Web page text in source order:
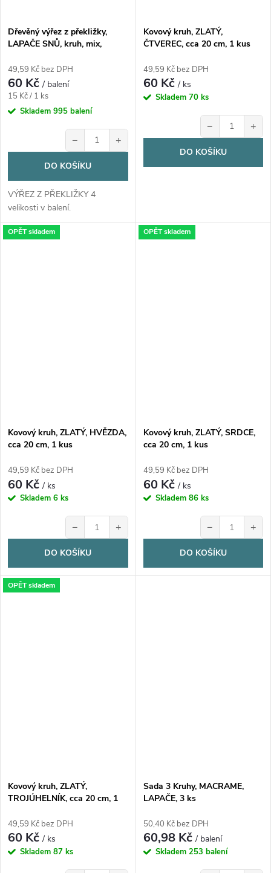
Dřevěný výřez z překližky,
LAPAČE SNŮ, kruh, mix,
49,59 Kč bez DPH
60 Kč/ balení
Měrná
cena:
15 Kč / 1 ks
Skladem 995 balení
− +
DO KOŠÍKU
VÝŘEZ Z PŘEKLIŽKY 4
velikosti v balení.
Kovový kruh, ZLATÝ,
ČTVEREC, cca 20 cm, 1 kus
49,59 Kč bez DPH
60 Kč/ ks
Skladem 70 ks
− +
DO KOŠÍKU
OPĚT skladem
Kovový kruh, ZLATÝ, HVĚZDA,
cca 20 cm, 1 kus
49,59 Kč bez DPH
60 Kč/ ks
Skladem 6 ks
− +
DO KOŠÍKU
OPĚT skladem
Kovový kruh, ZLATÝ, SRDCE,
cca 20 cm, 1 kus
49,59 Kč bez DPH
60 Kč/ ks
Skladem 86 ks
− +
DO KOŠÍKU
OPĚT skladem
Kovový kruh, ZLATÝ,
TROJÚHELNÍK, cca 20 cm, 1
49,59 Kč bez DPH
60 Kč/ ks
Skladem 87 ks
Sada 3 Kruhy, MACRAME,
LAPAČE, 3 ks
50,40 Kč bez DPH
60,98 Kč/ balení
Skladem 253 balení